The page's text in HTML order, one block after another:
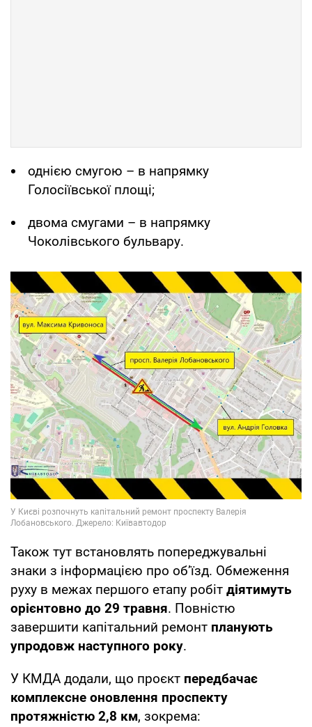
однією смугою – в напрямку
Голосіївської площі;
двома смугами – в напрямку
Чоколівського бульвару.
Також тут встановлять попереджувальні
знаки з інформацією про об’їзд. Обмеження
руху в межах першого етапу робіт діятимуть
орієнтовно до 29 травня. Повністю
завершити капітальний ремонт планують
упродовж наступного року.
У КМДА додали, що проєкт передбачає
комплексне оновлення проспекту
протяжністю 2,8 км, зокрема: